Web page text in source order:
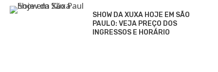
SHOW DA XUXA HOJE EM SÃO
PAULO: VEJA PREÇO DOS
INGRESSOS E HORÁRIO